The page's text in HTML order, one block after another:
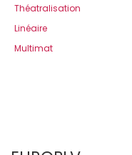
Théatralisation
Linéaire
Multimat